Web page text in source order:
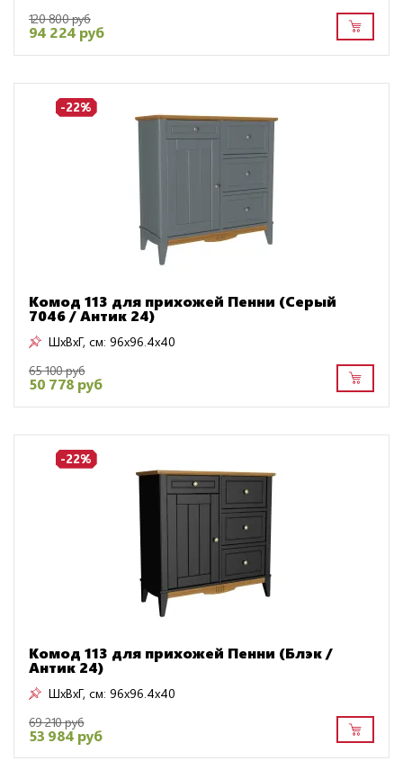
120 800 руб
94 224 руб
-22%
Комод 113 для прихожей Пенни (Серый
7046 / Антик 24)
ШxВxГ, см: 96x96.4x40
65 100 руб
50 778 руб
-22%
Комод 113 для прихожей Пенни (Блэк /
Антик 24)
ШxВxГ, см: 96x96.4x40
69 210 руб
53 984 руб